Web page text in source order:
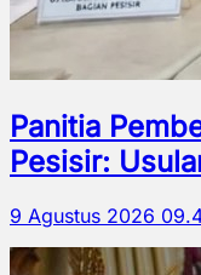
Panitia
Pesisir:
9 Agustus 2026